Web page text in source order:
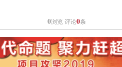
0浏览 评论0条